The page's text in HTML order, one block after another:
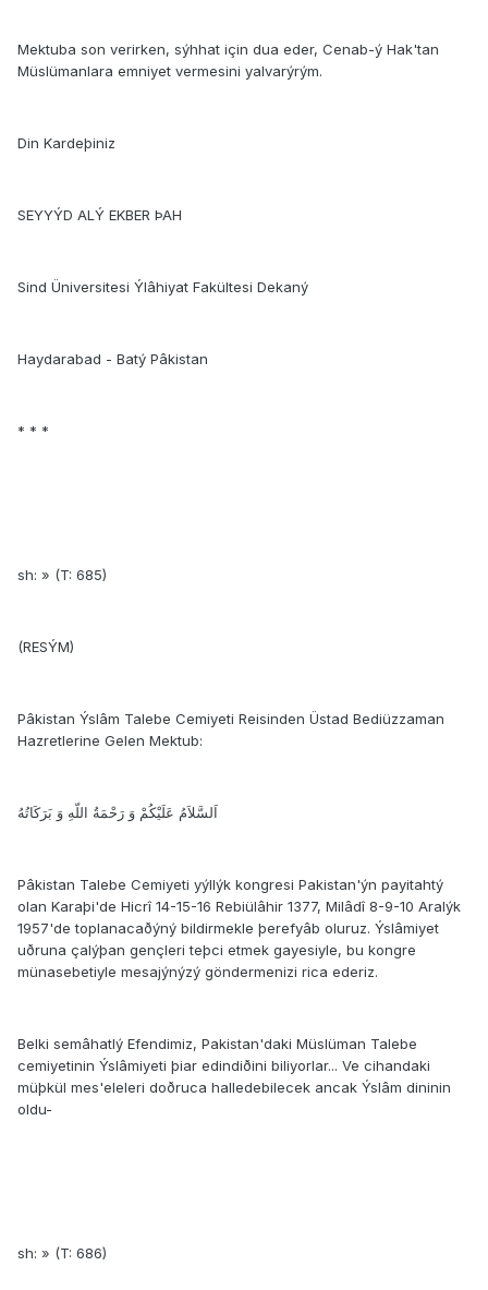
Mektuba son verirken, sýhhat için dua eder, Cenab-ý Hak'tan
Müslümanlara emniyet vermesini yalvarýrým.
Din Kardeþiniz
SEYYÝD ALÝ EKBER ÞAH
Sind Üniversitesi Ýlâhiyat Fakültesi Dekaný
Haydarabad - Batý Pâkistan
* * *
sh: » (T: 685)
(RESÝM)
Pâkistan Ýslâm Talebe Cemiyeti Reisinden Üstad Bediüzzaman
Hazretlerine Gelen Mektub:
اَلسَّلاَمُ عَلَيْكُمْ وَ رَحْمَةُ اللّهِ وَ بَرَكَاتُهُ
Pâkistan Talebe Cemiyeti yýllýk kongresi Pakistan'ýn payitahtý
olan Karaþi'de Hicrî 14-15-16 Rebiülâhir 1377, Milâdî 8-9-10 Aralýk
1957'de toplanacaðýný bildirmekle þerefyâb oluruz. Ýslâmiyet
uðruna çalýþan gençleri teþci etmek gayesiyle, bu kongre
münasebetiyle mesajýnýzý göndermenizi rica ederiz.
Belki semâhatlý Efendimiz, Pakistan'daki Müslüman Talebe
cemiyetinin Ýslâmiyeti þiar edindiðini biliyorlar... Ve cihandaki
müþkül mes'eleleri doðruca halledebilecek ancak Ýslâm dininin
oldu-
sh: » (T: 686)